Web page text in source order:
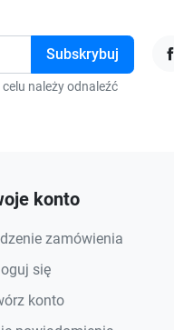
należy odnaleźć
konto
zamówienia
się
konto